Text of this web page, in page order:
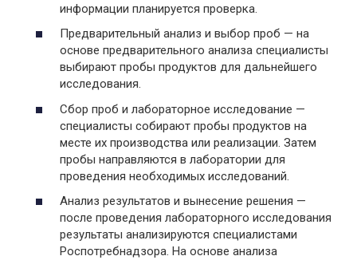
информации планируется проверка.
Предварительный анализ и выбор проб — на
основе предварительного анализа специалисты
выбирают пробы продуктов для дальнейшего
исследования.
Сбор проб и лабораторное исследование —
специалисты собирают пробы продуктов на
месте их производства или реализации. Затем
пробы направляются в лаборатории для
проведения необходимых исследований.
Анализ результатов и вынесение решения —
после проведения лабораторного исследования
результаты анализируются специалистами
Роспотребнадзора. На основе анализа